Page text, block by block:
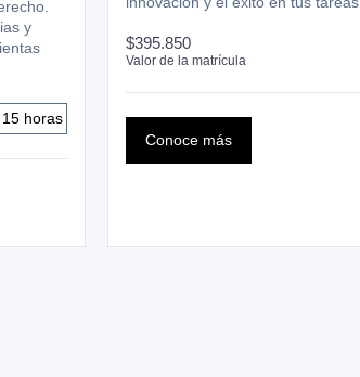
y
15 horas
$395.850
Valor de la matrícula
Conoce más